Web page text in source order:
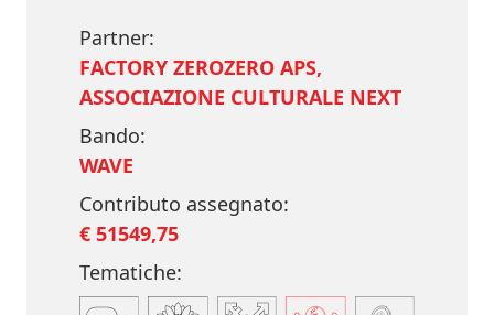
Partner:
FACTORY ZEROZERO APS,
ASSOCIAZIONE CULTURALE NEXT
Bando:
WAVE
Contributo assegnato:
€ 51549,75
Tematiche: